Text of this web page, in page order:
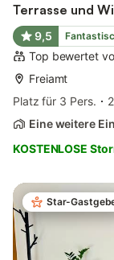
Terrasse und
9,5
Top bewertet
Freiamt
Platz für 3 Pers.
Eine weitere
KOSTENLOSE
Star-